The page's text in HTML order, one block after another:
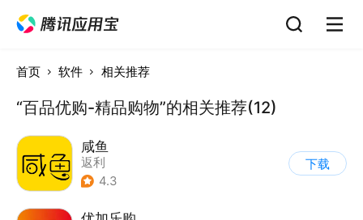
首页 软件 相关推荐
“百品优购-精品购物”的相关推荐(12)
咸鱼
返利
4.3
下载